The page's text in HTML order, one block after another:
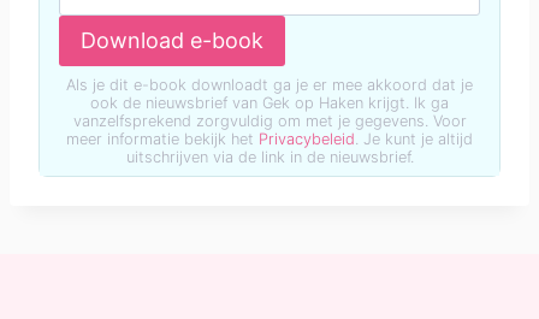
Download e-book
Als je dit e-book downloadt ga je er mee akkoord dat je
ook de nieuwsbrief van Gek op Haken krijgt. Ik ga
vanzelfsprekend zorgvuldig om met je gegevens. Voor
meer informatie bekijk het Privacybeleid. Je kunt je altijd
uitschrijven via de link in de nieuwsbrief.